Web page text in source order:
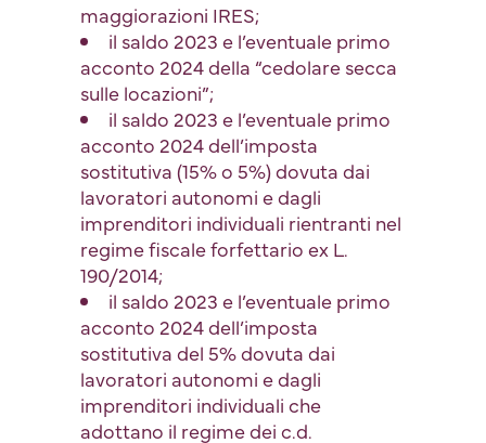
maggiorazioni IRES;
il saldo 2023 e l’eventuale primo
acconto 2024 della “cedolare secca
sulle locazioni”;
il saldo 2023 e l’eventuale primo
acconto 2024 dell’imposta
sostitutiva (15% o 5%) dovuta dai
lavoratori autonomi e dagli
imprenditori individuali rientranti nel
regime fiscale forfettario ex L.
190/2014;
il saldo 2023 e l’eventuale primo
acconto 2024 dell’imposta
sostitutiva del 5% dovuta dai
lavoratori autonomi e dagli
imprenditori individuali che
adottano il regime dei c.d.